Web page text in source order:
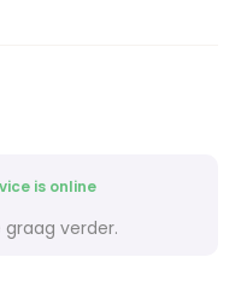
is online
verder.